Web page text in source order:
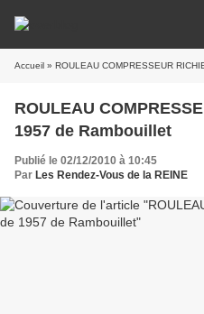
Accueil » ROULEAU COMPRESSEUR
ROULEAU
1957 de Rambouillet
Publié le 02/12/2010 à 10:45
Par Les Rendez-Vous de la REINE